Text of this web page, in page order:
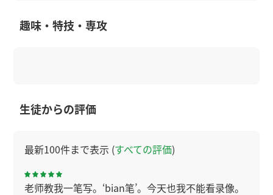
趣味・特技・専攻
生徒からの評価
最新100件まで表示 (すべての評価)
老师教我一笔写。‘bian笔’。今天也我不能看录像。